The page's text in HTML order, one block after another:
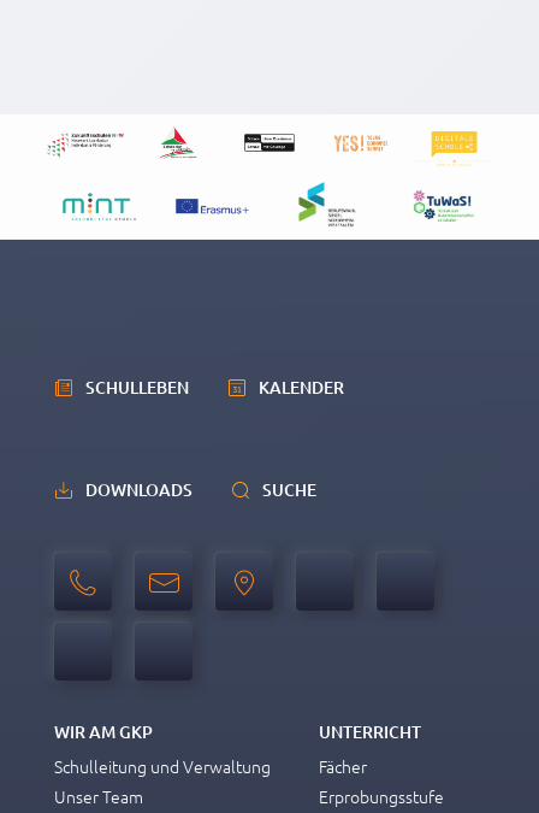
SCHULLEBEN KALENDER
DOWNLOADS SUCHE
WIR AM GKP
Schulleitung und Verwaltung
Unser Team
UNTERRICHT
Fächer
Erprobungsstufe